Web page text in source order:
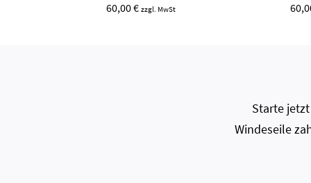
60,00 € zzgl. MwSt
Starte
Windeseile